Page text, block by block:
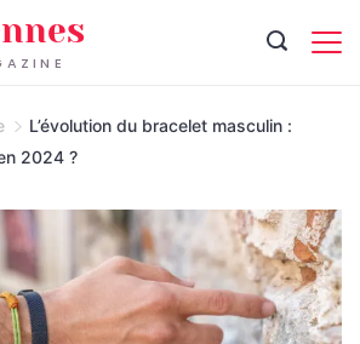
L’évolution du bracelet masculin :
2024 ?